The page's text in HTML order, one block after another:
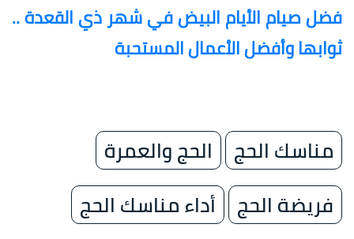
فضل صيام الأيام البيض في شهر ذي القعدة ..
ثوابها وأفضل الأعمال المستحبة
مناسك الحج
الحج والعمرة
فريضة الحج
أداء مناسك الحج